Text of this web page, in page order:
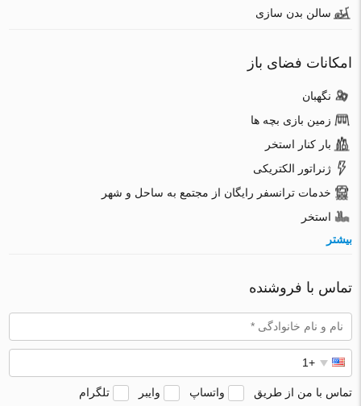
سالن بدن سازی
امکانات فضای باز
نگهبان
زمین بازی بچه ها
بار کنار استخر
ژنراتور الکتریکی
خدمات ترانسفر رایگان از مجتمع به ساحل و شهر
استخر
بیشتر
تماس با فروشنده
تماس با من از طریق واتساپ وایبر تلگرام